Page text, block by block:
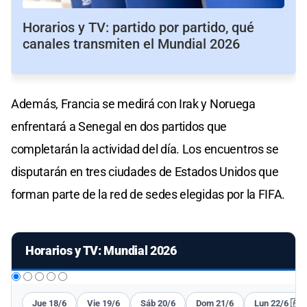
Horarios y TV: partido por partido, qué
canales transmiten el Mundial 2026
Además, Francia se medirá con Irak y Noruega
enfrentará a Senegal en dos partidos que
completarán la actividad del día. Los encuentros se
disputarán en tres ciudades de Estados Unidos que
forman parte de la red de sedes elegidas por la FIFA.
Horarios y TV: Mundial 2026
Jue 18/6 Vie 19/6 Sáb 20/6 Dom 21/6 Lun 22/6